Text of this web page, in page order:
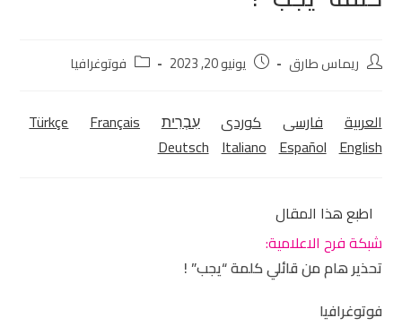
ريماس طارق يونيو 20, 2023 فوتوغرافيا
العربية فارسی كوردی‎ עִבְרִית Türkçe
Français
Deutsch Italiano Español English
اطبع هذا المقال
شبكة فرح الاعلامية:
تحذير هام من قائلي كلمة “يجب” !
فوتوغرافيا